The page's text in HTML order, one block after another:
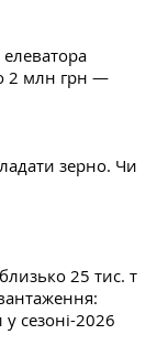
2 млн грн —
зерно. Чи
25 тис. т
сезоні-2026